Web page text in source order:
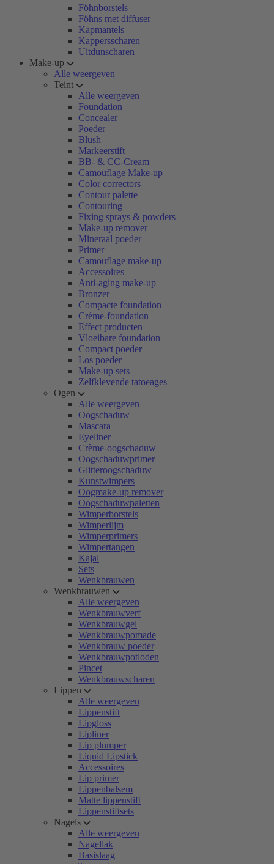
Föhnborstels
Föhns met diffuser
Kapmantels
Kappersscharen
Uitdunscharen
Make-up
Alle weergeven
Teint
Alle weergeven
Foundation
Concealer
Poeder
Blush
Markeerstift
BB- & CC-Cream
Camouflage Make-up
Color correctors
Contour palette
Contouring
Fixing sprays & powders
Make-up remover
Mineraal poeder
Primer
Camouflage make-up
Accessoires
Anti-aging make-up
Bronzer
Compacte foundation
Crème-foundation
Effect producten
Vloeibare foundation
Compact poeder
Los poeder
Make-up sets
Zelfklevende tatoeages
Ogen
Alle weergeven
Oogschaduw
Mascara
Eyeliner
Crème-oogschaduw
Oogschaduwprimer
Glitteroogschaduw
Kunstwimpers
Oogmake-up remover
Oogschaduwpaletten
Wimperborstels
Wimperlijm
Wimperprimers
Wimpertangen
Kajal
Sets
Wenkbrauwen
Wenkbrauwen
Alle weergeven
Wenkbrauwverf
Wenkbrauwgel
Wenkbrauwpomade
Wenkbrauw poeder
Wenkbrauwpotloden
Pincet
Wenkbrauwscharen
Lippen
Alle weergeven
Lippenstift
Lipgloss
Lipliner
Lip plumper
Liquid Lipstick
Accessoires
Lip primer
Lippenbalsem
Matte lippenstift
Lippenstiftsets
Nagels
Alle weergeven
Nagellak
Basislaag